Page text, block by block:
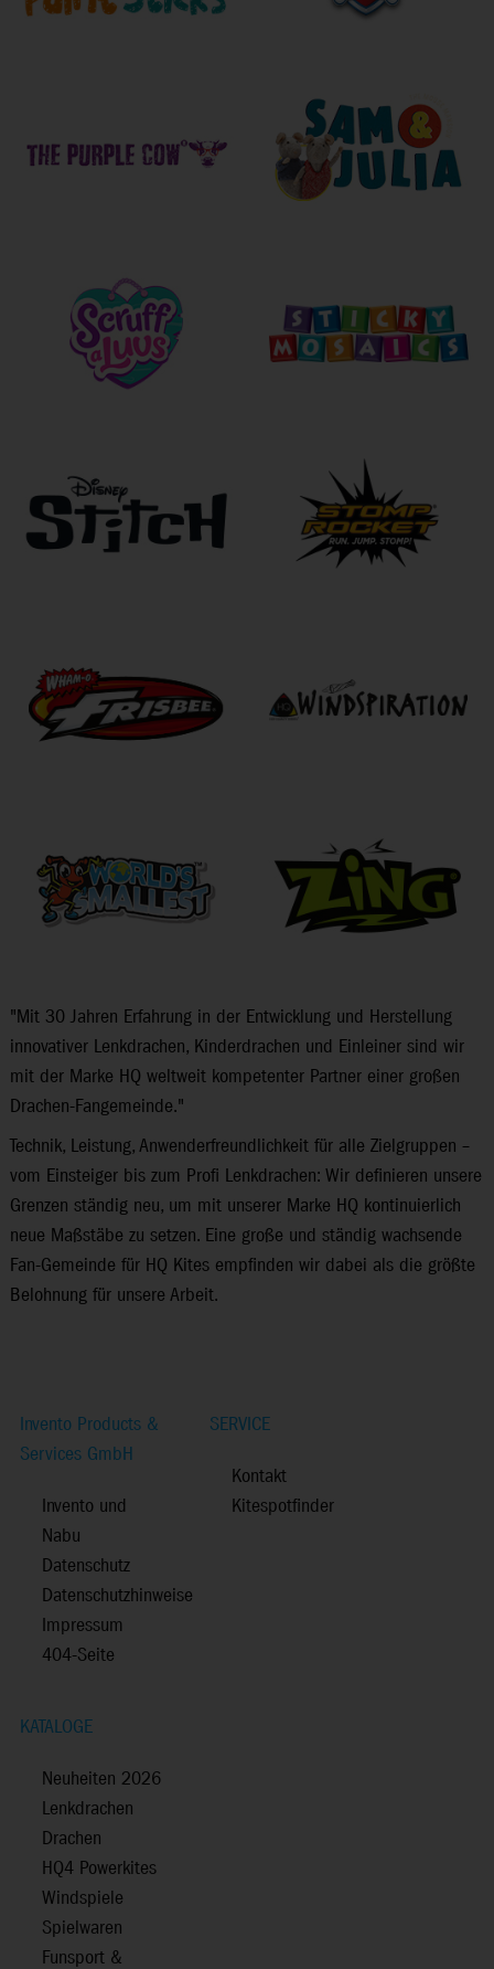
"Mit 30 Jahren Erfahrung in der Entwicklung und Herstellung
innovativer Lenkdrachen, Kinderdrachen und Einleiner sind wir
mit der Marke HQ weltweit kompetenter Partner einer großen
Drachen-Fan­gemeinde."
Technik, Leistung, Anwenderfreundlichkeit für alle Zielgruppen –
vom Einsteiger bis zum Profi Lenkdrachen: Wir definieren unsere
Grenzen ständig neu, um mit unserer Marke HQ kontinuierlich
neue Maßstäbe zu setzen. Eine große und ständig wachsende
Fan-Gemeinde für HQ Kites empfinden wir dabei als die größte
Belohnung für unsere Arbeit.
Invento Products &
Services GmbH
Invento und
Nabu
Datenschutz
Datenschutzhinweise
Impressum
404-Seite
SERVICE
Kontakt
Kitespotfinder
KATALOGE
Neuheiten 2026
Lenkdrachen
Drachen
HQ4 Powerkites
Windspiele
Spielwaren
Funsport &